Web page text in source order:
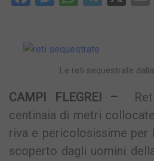
Le reti sequestrate
CAMPI FLEGREI – Reti
centinaia di metri
riva e pericolosissime per i
scoperto dagli uomini